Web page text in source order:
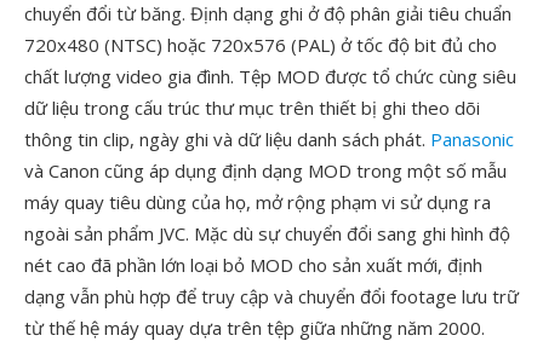
chuyển đổi từ băng. Định dạng ghi ở độ phân giải tiêu chuẩn
720x480 (NTSC) hoặc 720x576 (PAL) ở tốc độ bit đủ cho
chất lượng video gia đình. Tệp MOD được tổ chức cùng siêu
dữ liệu trong cấu trúc thư mục trên thiết bị ghi theo dõi
thông tin clip, ngày ghi và dữ liệu danh sách phát. Panasonic
và Canon cũng áp dụng định dạng MOD trong một số mẫu
máy quay tiêu dùng của họ, mở rộng phạm vi sử dụng ra
ngoài sản phẩm JVC. Mặc dù sự chuyển đổi sang ghi hình độ
nét cao đã phần lớn loại bỏ MOD cho sản xuất mới, định
dạng vẫn phù hợp để truy cập và chuyển đổi footage lưu trữ
từ thế hệ máy quay dựa trên tệp giữa những năm 2000.